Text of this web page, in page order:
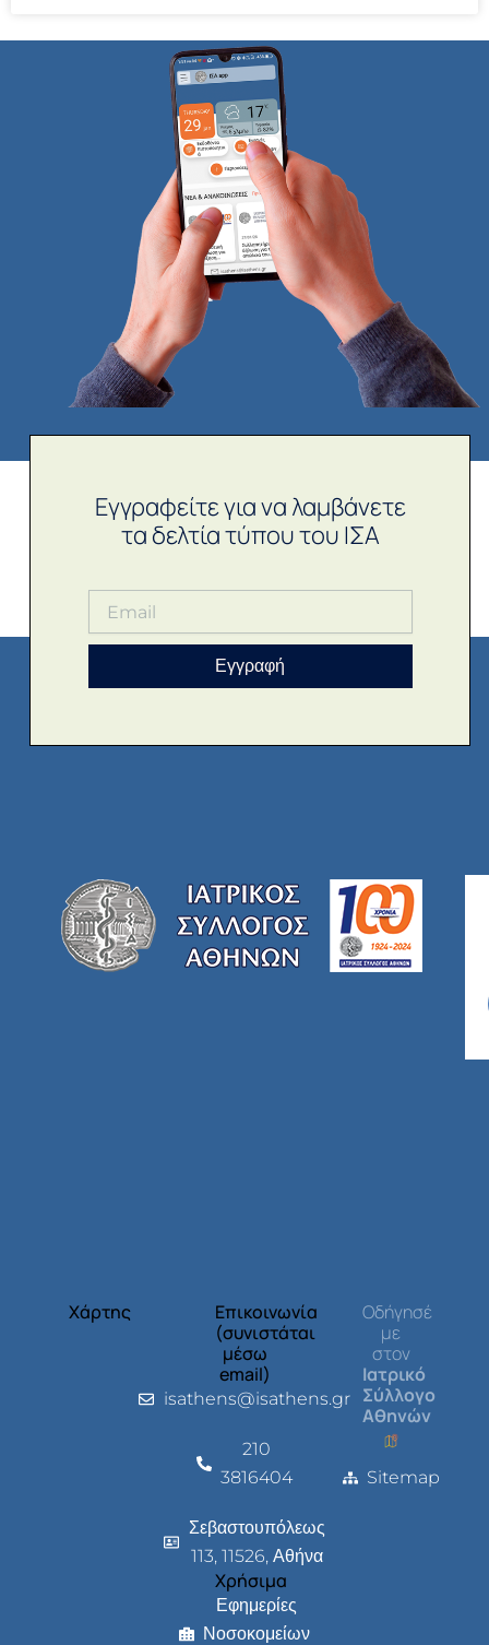
Εγγραφείτε για να λαμβάνετε
τα δελτία τύπου του ΙΣΑ
Εγγραφή
Χάρτης
Επικοινωνία
(συνιστάται
μέσω
email)
isathens@isathens.gr
210
3816404
Σεβαστουπόλεως
113, 11526, Αθήνα
Χρήσιμα
Εφημερίες
Νοσοκομείων
Οδήγησέ
με
στον
Ιατρικό
Σύλλογο
Αθηνών
Sitemap